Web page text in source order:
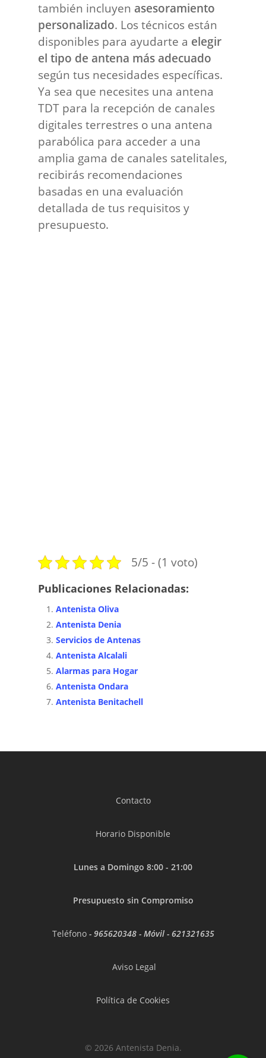
también incluyen asesoramiento
personalizado. Los técnicos están
disponibles para ayudarte a elegir
el tipo de antena más adecuado
según tus necesidades específicas.
Ya sea que necesites una antena
TDT para la recepción de canales
digitales terrestres o una antena
parabólica para acceder a una
amplia gama de canales satelitales,
recibirás recomendaciones
basadas en una evaluación
detallada de tus requisitos y
presupuesto.
5/5 - (1 voto)
Publicaciones Relacionadas:
Antenista Oliva
Antenista Denia
Servicios de Antenas
Antenista Alcalali
Alarmas para Hogar
Antenista Ondara
Antenista Benitachell
Contacto
Horario Disponible
Lunes a Domingo 8:00 - 21:00
Presupuesto sin Compromiso
Teléfono - 965620348- Móvil - 621321635
Aviso Legal
Política de Cookies
© 2026 Antenista Denia.